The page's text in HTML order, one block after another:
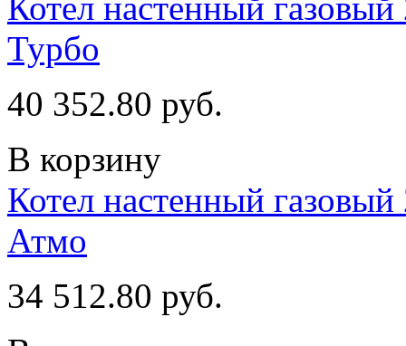
Турбо
40 352.80 руб.
В корзину
Котел настенный
Атмо
34 512.80 руб.